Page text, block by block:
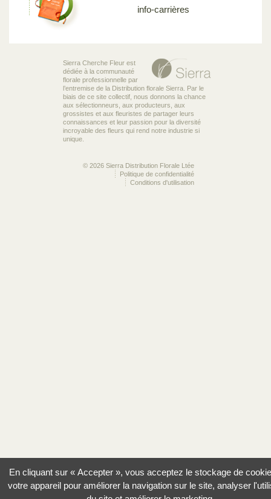
info-carrières
Sierra Cherche Fleur est
dédiée à la communauté
florale professionnelle par
l’entremise de la Distribution florale Sierra. Par le
biais de ce site collectif, nous donnons la chance
aux sélectionneurs, aux producteurs, aux
grossistes et aux fleuristes de partager leurs
connaissances et leur passion pour la diversité
incroyable des fleurs qui rend notre industrie si
unique.
© 2026 Sierra Distribution Florale Ltée
Politique de confidentialité
Conditions d'utilisation
En cliquant sur « Accepter », vous acceptez le stockage de
votre appareil pour améliorer la navigation sur le site, analyser